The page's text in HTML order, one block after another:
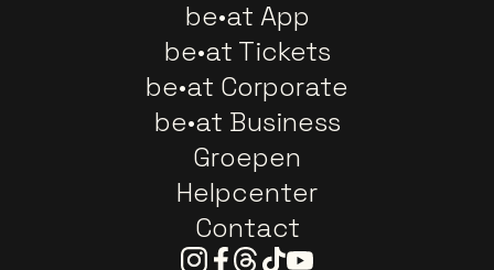
be•at App
be•at Tickets
be•at Corporate
be•at Business
Groepen
Helpcenter
Contact
Instagram
Facebook
Threads
TiktokYoutube